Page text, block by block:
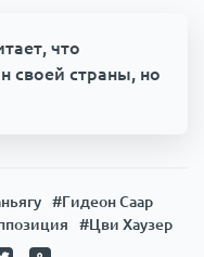
что
своей страны, но
#Гидеон Саар
#Цви Хаузер